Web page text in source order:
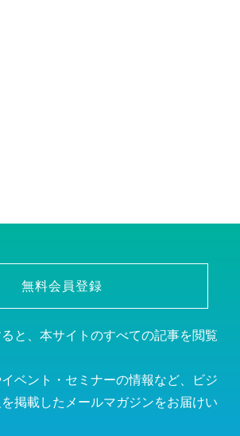
無料会員登録
と、本サイトのすべての記事を閲覧
ベント・セミナーの情報など、ビジ
掲載したメールマガジンをお届けい